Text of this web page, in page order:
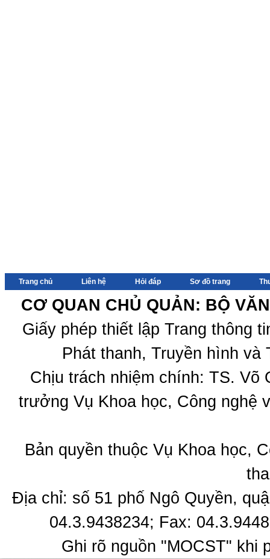
Trang chủ Liên hệ Hỏi đáp Sơ đồ trang
CƠ QUAN CHỦ QUẢN: BỘ
Giấy phép thiết lập Trang thông
Phát thanh, Truyền hình
Chịu trách nhiệm chính: TS.
trưởng Vụ Khoa học, Công nghệ
Bản quyền thuộc Vụ Khoa học,
Địa chỉ: số 51 phố Ngô Quyền,
04.3.9438234; Fax:
Ghi rõ nguồn "MOCST" khi